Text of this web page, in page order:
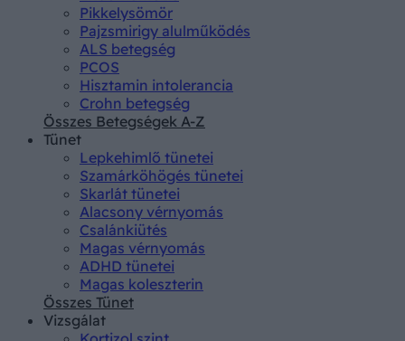
Pikkelysömör
Pajzsmirigy alulműködés
ALS betegség
PCOS
Hisztamin intolerancia
Crohn betegség
Összes Betegségek A-Z
Tünet
Lepkehimlő tünetei
Szamárköhögés tünetei
Skarlát tünetei
Alacsony vérnyomás
Csalánkiütés
Magas vérnyomás
ADHD tünetei
Magas koleszterin
Összes Tünet
Vizsgálat